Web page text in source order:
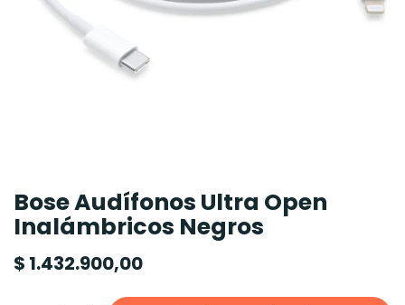
Bose Audífonos Ultra Open
Inalámbricos Negros
$ 1.432.900,00